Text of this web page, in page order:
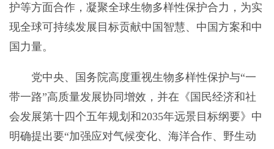
护等方面合作，凝聚全球生物多样性保护合力，为实
现全球可持续发展目标贡献中国智慧、中国方案和中
国力量。
党中央、国务院高度重视生物多样性保护与“一
带一路”高质量发展协同增效，并在《国民经济和社
会发展第十四个五年规划和2035年远景目标纲要》中
明确提出要“加强应对气候变化、海洋合作、野生动